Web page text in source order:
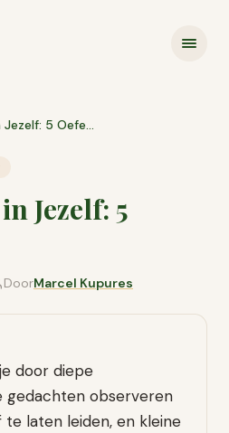
Rust Vinden in Jezelf: 5 Oefeningen
Jezelf: 5
DoorMarcel Kupures
door diepe
gedachten observeren
te laten leiden, en kleine